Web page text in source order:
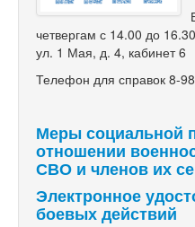
четвергам с 14.00 до
ул. 1 Мая, д. 4, кабинет 6
Телефон для справок 8-
Меры социальной
отношении
СВО и членов их
Электронное
боевых действий